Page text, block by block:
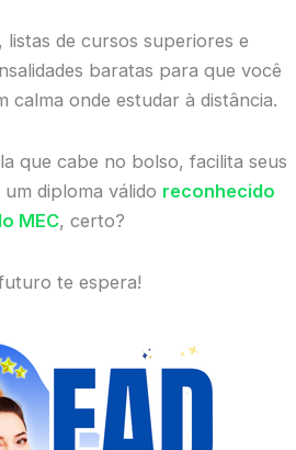
listas de cursos superiores e
baratas para que você
calma onde estudar à distância.
que cabe no bolso, facilita seus
diploma válido reconhecido
MEC, certo?
te espera!